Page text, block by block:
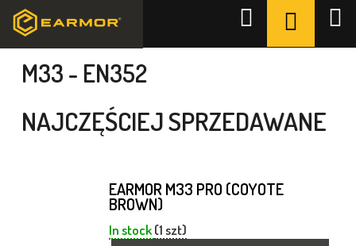
Przejść
do
treściHome
M33 - EN352
NAJCZĘŚCIEJ SPRZEDAWANE
EARMOR M33 PRO (COYOTE
BROWN)
In stock(1 szt)